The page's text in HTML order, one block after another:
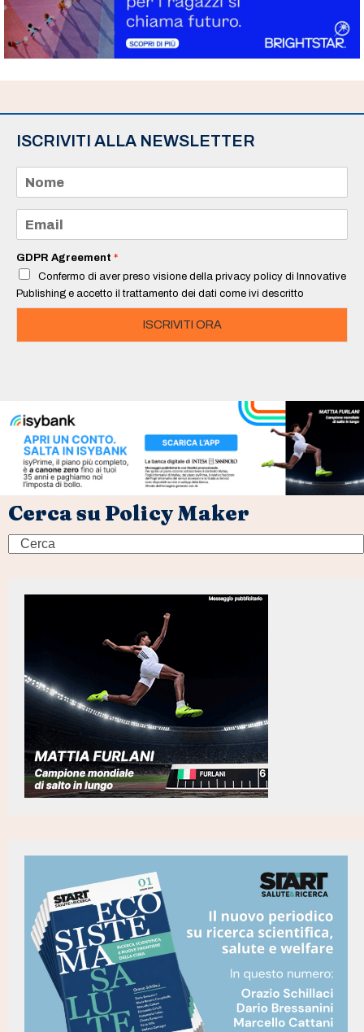
ISCRIVITI ALLA NEWSLETTER
m
e
a
i
*
GDPR Agreement *
Confermo di aver preso visione della privacy policy di Innovative
Publishing e accetto il trattamento dei dati come ivi descritto
ISCRIVITI ORA
Cerca su Policy Maker
Search